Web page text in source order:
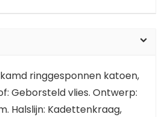
ringgesponnen katoen,
Geborsteld vlies. Ontwerp:
Halslijn: Kadettenkraag,